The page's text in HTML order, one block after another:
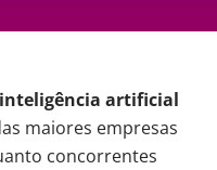
inteligência artificial
maiores empresas
concorrentes